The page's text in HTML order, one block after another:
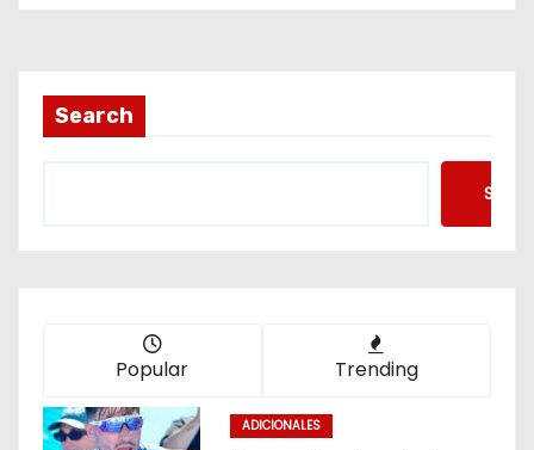
Search
Popular Trending
ADICIONALES